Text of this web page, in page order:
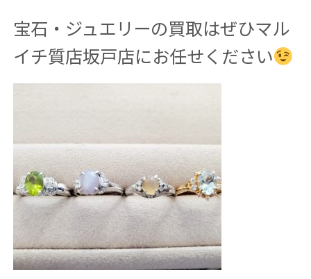
宝石・ジュエリーの買取はぜひマル
イチ質店坂戸店にお任せください